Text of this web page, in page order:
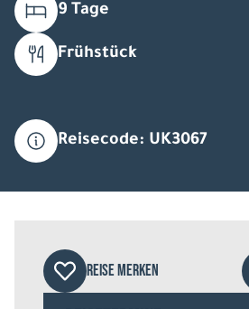
9 Tage
Frühstück
Reisecode: UK3067
REISE MERKEN